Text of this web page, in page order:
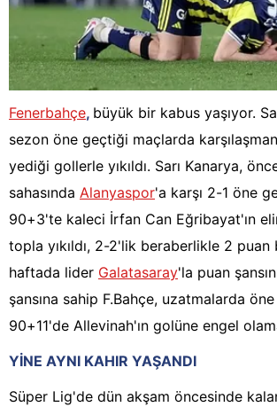
Fenerbahçe, büyük bir kabus yaşıyor.
sezon öne geçtiği maçlarda
yediği gollerle yıkıldı. Sarı Kanarya,
sahasında Alanyaspor'a karşı 2-1 öne
90+3'te kaleci İrfan Can Eğribayat'ın
topla yıkıldı, 2-2'lik beraberlikle 2 puan
haftada lider Galatasaray'la puan
şansına sahip F.Bahçe, uzatmalarda
90+11'de Allevinah'ın golüne engel
YİNE AYNI KAHIR YAŞANDI
Süper Lig'de dün akşam öncesinde